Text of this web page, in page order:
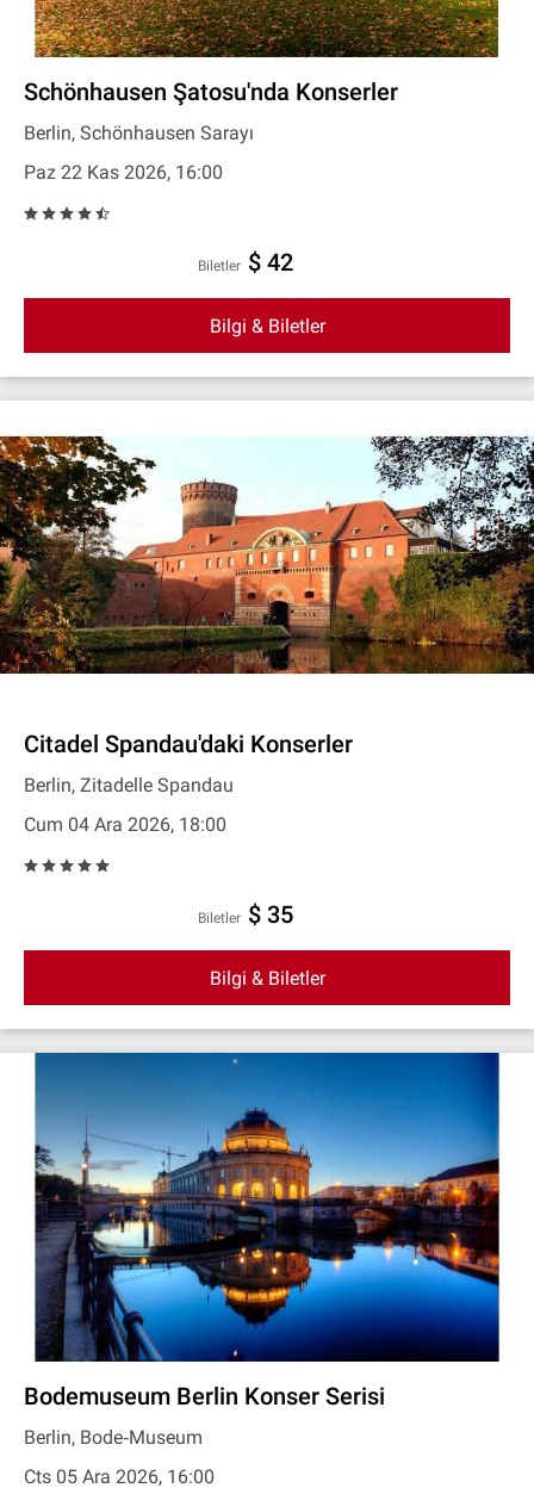
Schönhausen Şatosu'nda Konserler
Berlin, Schönhausen Sarayı
Paz 22 Kas 2026, 16:00
Biletler $ 42
Bilgi & Biletler
Citadel Spandau'daki Konserler
Berlin, Zitadelle Spandau
Cum 04 Ara 2026, 18:00
Biletler $ 35
Bilgi & Biletler
Bodemuseum Berlin Konser Serisi
Berlin, Bode‐Museum
Cts 05 Ara 2026, 16:00